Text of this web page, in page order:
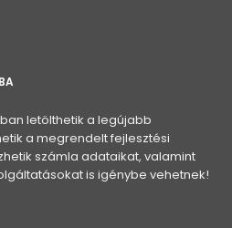
letölthetik a legújabb
a megrendelt fejlesztési
számla adataikat, valamint
is igénybe vehetnek!